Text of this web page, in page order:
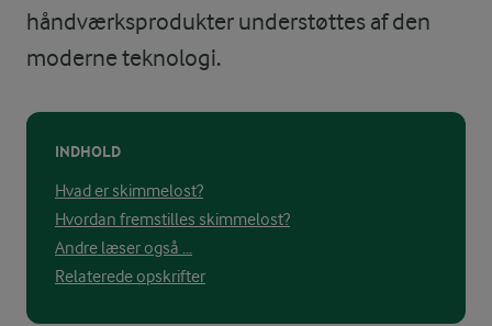
håndværksprodukter understøttes af den
moderne teknologi.
INDHOLD
Hvad er skimmelost?
Hvordan fremstilles skimmelost?
Andre læser også ...
Relaterede opskrifter